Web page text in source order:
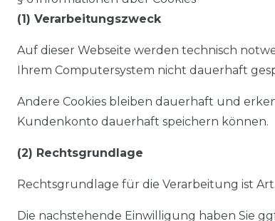
(1) Verarbeitungszweck
Auf dieser Webseite werden technisch
Ihrem Computersystem nicht dauerhaft
Andere Cookies bleiben dauerhaft und
Kundenkonto dauerhaft speichern können.
(2) Rechtsgrundlage
Rechtsgrundlage für die Verarbeitung ist Art.
Die nachstehende Einwilligung haben Sie